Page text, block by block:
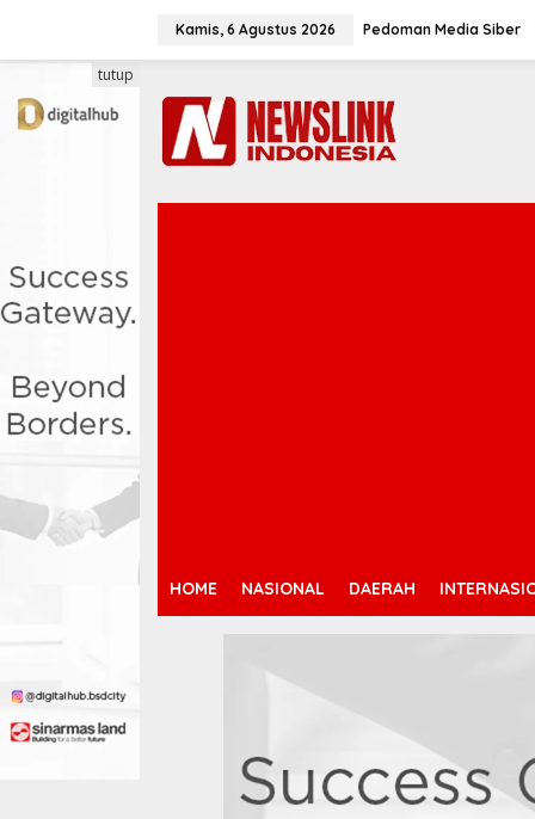
Kamis, 6 Agustus 2026 Pedoman Media Siber
HOME NASIONAL DAERAH
tutup